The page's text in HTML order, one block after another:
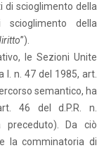
di scioglimento della
della
”).
le Sezioni Unite
l. n. 47 del 1985, art.
semantico, ha
46 del d.P.R. n.
Da ciò
la comminatoria di